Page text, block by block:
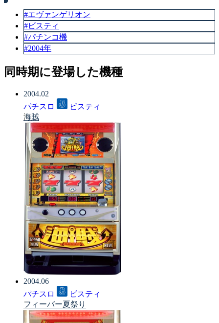
#エヴァンゲリオン
#ビスティ
#パチンコ機
#2004年
同時期に登場した機種
2004.02
パチスロ
ビスティ
海賊
2004.06
パチスロ
ビスティ
フィーバー夏祭り